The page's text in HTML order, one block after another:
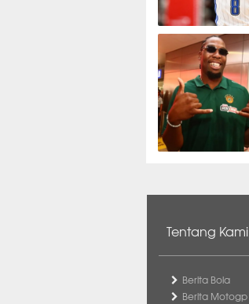
Tentang Kami
Berita Bola
Berita Motogp